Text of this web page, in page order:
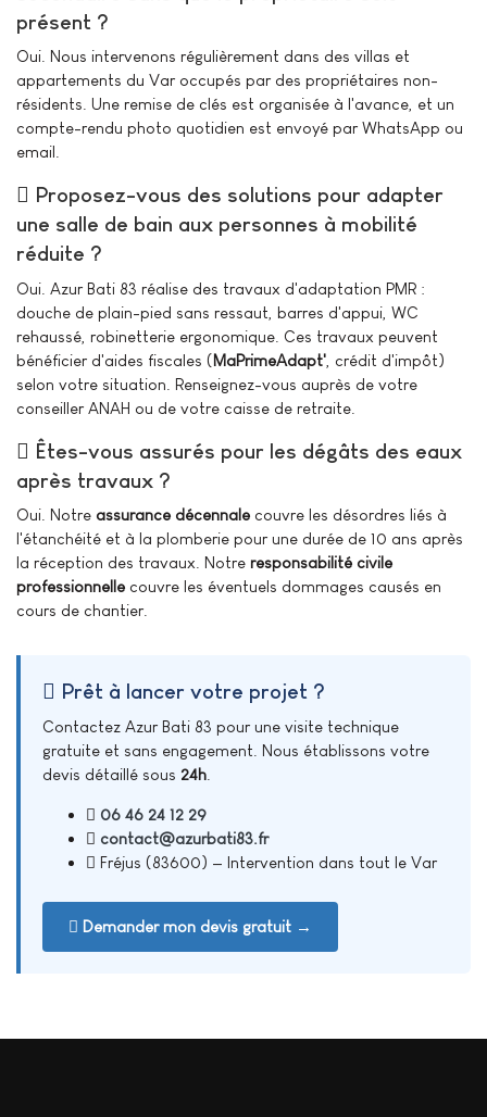
présent ?
Oui. Nous intervenons régulièrement dans des villas et
appartements du Var occupés par des propriétaires non-
résidents. Une remise de clés est organisée à l'avance, et un
compte-rendu photo quotidien est envoyé par WhatsApp ou
email.
Proposez-vous des solutions pour adapter
une salle de bain aux personnes à mobilité
réduite ?
Oui. Azur Bati 83 réalise des travaux d'adaptation PMR :
douche de plain-pied sans ressaut, barres d'appui, WC
rehaussé, robinetterie ergonomique. Ces travaux peuvent
bénéficier d'aides fiscales (MaPrimeAdapt' , crédit d'impôt)
selon votre situation. Renseignez-vous auprès de votre
conseiller ANAH ou de votre caisse de retraite.
Êtes-vous assurés pour les dégâts des eaux
après travaux ?
Oui. Notre assurance décennale couvre les désordres liés à
l'étanchéité et à la plomberie pour une durée de 10 ans après
la réception des travaux. Notre responsabilité civile
professionnelle couvre les éventuels dommages causés en
cours de chantier.
Prêt à lancer votre projet ?
Contactez Azur Bati 83 pour une visite technique
gratuite et sans engagement. Nous établissons votre
devis détaillé sous 24h
06 46 24 12 29
contact@azurbati83.fr
Fréjus (83600) — Intervention dans tout le Var
Demander mon devis gratuit →